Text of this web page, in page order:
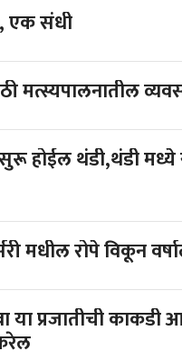
एक संधी
मत्स्यपालनातील
होईल थंडी,थंडी
ही महिला नर्सरी मधील रोपे
या प्रजातीची